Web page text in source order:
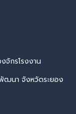
จักรโรงงาน
ฒนา จังหวัดระยอง